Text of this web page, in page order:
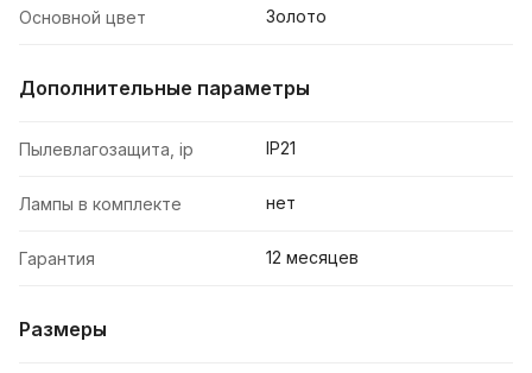
Основной цвет Золото
Дополнительные параметры
Пылевлагозащита, ip IP21
Лампы в комплекте нет
Гарантия 12 месяцев
Размеры